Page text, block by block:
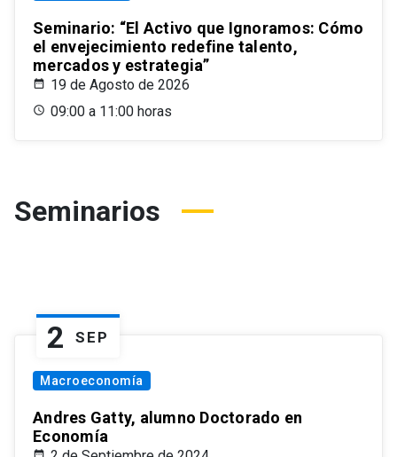
Seminario: “El Activo que Ignoramos: Cómo
el envejecimiento redefine talento,
mercados y estrategia”
19 de Agosto de 2026
09:00 a 11:00 horas
Seminarios
2 SEP
Macroeconomía
Andres Gatty, alumno Doctorado en
Economía